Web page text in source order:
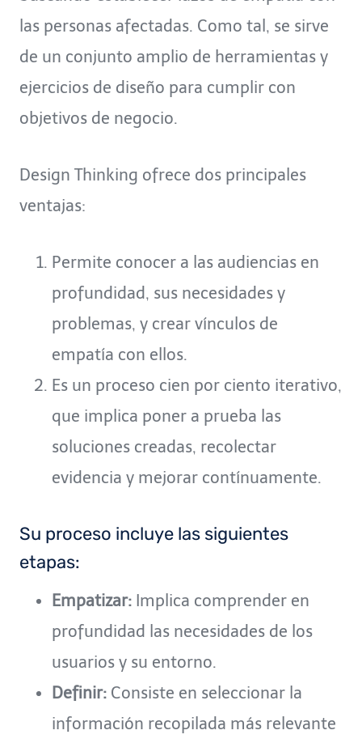
las personas afectadas. Como tal, se sirve
de un conjunto amplio de herramientas y
ejercicios de diseño para cumplir con
objetivos de negocio.
Design Thinking ofrece dos principales
ventajas:
Permite conocer a las audiencias en
profundidad, sus necesidades y
problemas, y crear vínculos de
empatía con ellos.
Es un proceso cien por ciento iterativo,
que implica poner a prueba las
soluciones creadas, recolectar
evidencia y mejorar contínuamente.
Su proceso incluye las siguientes
etapas:
Empatizar: Implica comprender en
profundidad las necesidades de los
usuarios y su entorno.
Definir: Consiste en seleccionar la
información recopilada más relevante